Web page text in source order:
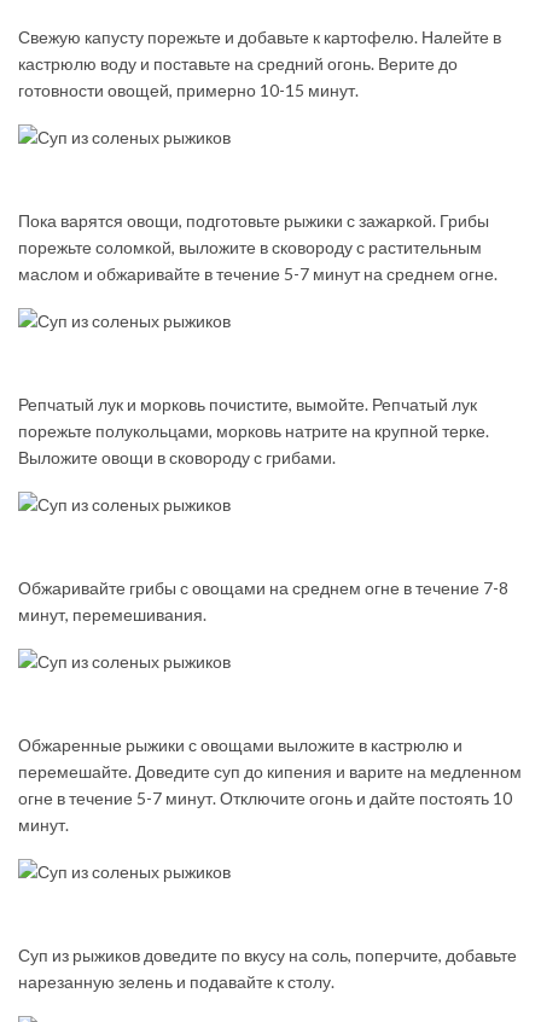
Свежую капусту порежьте и добавьте к картофелю. Налейте в
кастрюлю воду и поставьте на средний огонь. Верите до
готовности овощей, примерно 10-15 минут.
Пока варятся овощи, подготовьте рыжики с зажаркой. Грибы
порежьте соломкой, выложите в сковороду с растительным
маслом и обжаривайте в течение 5-7 минут на среднем огне.
Репчатый лук и морковь почистите, вымойте. Репчатый лук
порежьте полукольцами, морковь натрите на крупной терке.
Выложите овощи в сковороду с грибами.
Обжаривайте грибы с овощами на среднем огне в течение 7-8
минут, перемешивания.
Обжаренные рыжики с овощами выложите в кастрюлю и
перемешайте. Доведите суп до кипения и варите на медленном
огне в течение 5-7 минут. Отключите огонь и дайте постоять 10
минут.
Суп из рыжиков доведите по вкусу на соль, поперчите, добавьте
нарезанную зелень и подавайте к столу.